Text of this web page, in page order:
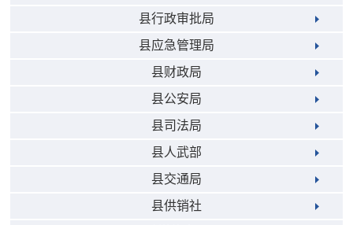
县行政审批局
县应急管理局
县财政局
县公安局
县司法局
县人武部
县交通局
县供销社